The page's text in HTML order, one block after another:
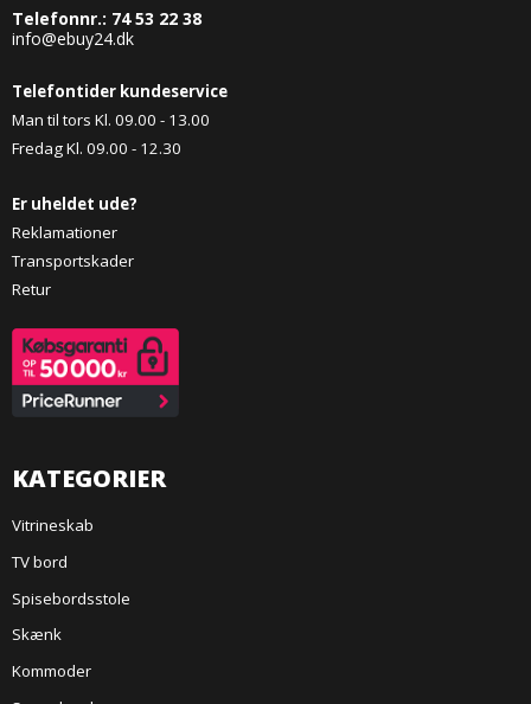
Telefonnr.: 74 53 22 38
info@ebuy24.dk
Telefontider kundeservice
Man til tors Kl. 09.00 - 13.00
Fredag Kl. 09.00 - 12.30
Er uheldet ude?
Reklamationer
Transportskader
Retur
KATEGORIER
Vitrineskab
TV bord
Spisebordsstole
Skænk
Kommoder